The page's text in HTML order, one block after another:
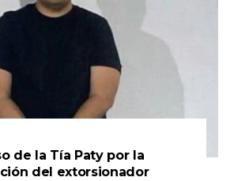
de la Tía Paty por la
del extorsionador